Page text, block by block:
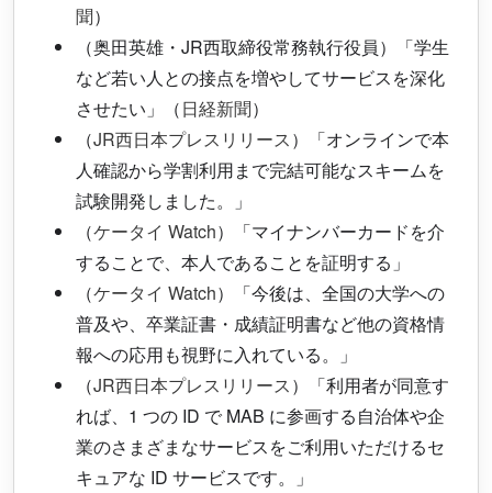
聞）
（奥田英雄・JR西取締役常務執行役員）「学生
など若い人との接点を増やしてサービスを深化
させたい」（日経新聞）
（JR西日本プレスリリース）「オンラインで本
人確認から学割利用まで完結可能なスキームを
試験開発しました。」
（ケータイ Watch）「マイナンバーカードを介
することで、本人であることを証明する」
（ケータイ Watch）「今後は、全国の大学への
普及や、卒業証書・成績証明書など他の資格情
報への応用も視野に入れている。」
（JR西日本プレスリリース）「利用者が同意す
れば、1 つの ID で MAB に参画する自治体や企
業のさまざまなサービスをご利用いただけるセ
キュアな ID サービスです。」